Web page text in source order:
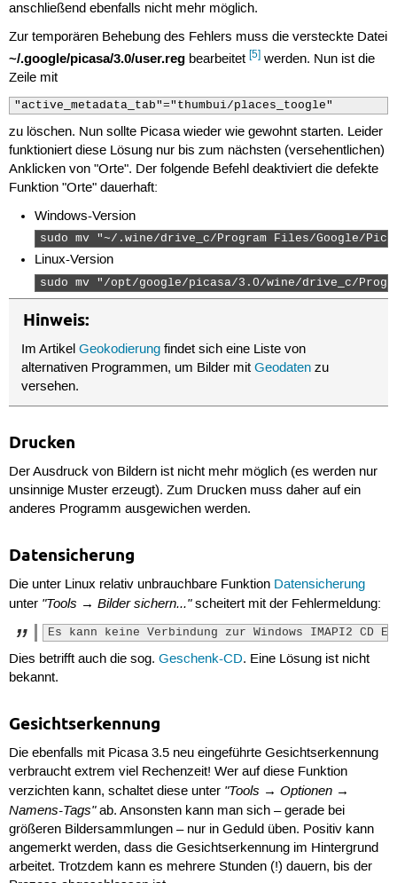
anschließend ebenfalls nicht mehr möglich.
Zur temporären Behebung des Fehlers muss die versteckte Datei
~/.google/picasa/3.0/user.regbearbeitet [5]werden. Nun ist die
Zeile mit
"active_metadata_tab"="thumbui/places_toogle"
zu löschen. Nun sollte Picasa wieder wie gewohnt starten. Leider
funktioniert diese Lösung nur bis zum nächsten (versehentlichen)
Anklicken von "Orte". Der folgende Befehl deaktiviert die defekte
Funktion "Orte" dauerhaft:
Windows-Version
sudo mv "~/.wine/drive_c/Program Files/Google/
Linux-Version
sudo mv "/opt/google/picasa/3.0/wine/drive_c/
Hinweis:
Im ArtikelGeokodierung findet sich eine Liste von
alternativen Programmen, um Bilder mitGeodaten zu
versehen.
Drucken
Der Ausdruck von Bildern ist nicht mehr möglich (es werden nur
unsinnige Muster erzeugt). Zum Drucken muss daher auf ein
anderes Programm ausgewichen werden.
Datensicherung
Die unter Linux relativ unbrauchbare Funktion Datensicherung
unter "Tools → Bilder sichern..."scheitert mit der Fehlermeldung:
Es kann keine Verbindung zur Windows IMAPI2 CD
Dies betrifft auch die sog. Geschenk-CD. Eine Lösung ist nicht
bekannt.
Gesichtserkennung
Die ebenfalls mit Picasa 3.5 neu eingeführte Gesichtserkennung
verbraucht extrem viel Rechenzeit! Wer auf diese Funktion
verzichten kann, schaltet diese unter "Tools → Optionen →
Namens-Tags"ab. Ansonsten kann man sich – gerade bei
größeren Bildersammlungen – nur in Geduld üben. Positiv kann
angemerkt werden, dass die Gesichtserkennung im Hintergrund
arbeitet. Trotzdem kann es mehrere Stunden (!) dauern, bis der